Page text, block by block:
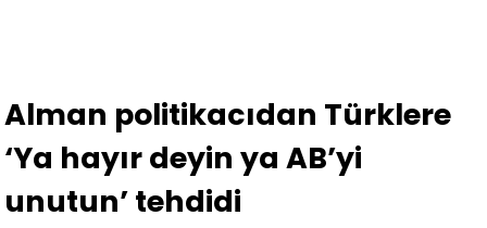
Alman politikacıdan Türklere
‘Ya hayır deyin ya AB’yi
unutun’ tehdidi